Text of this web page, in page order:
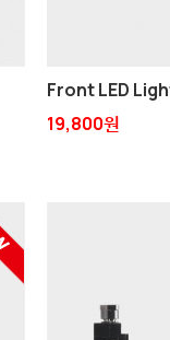
Front LED
19,800원